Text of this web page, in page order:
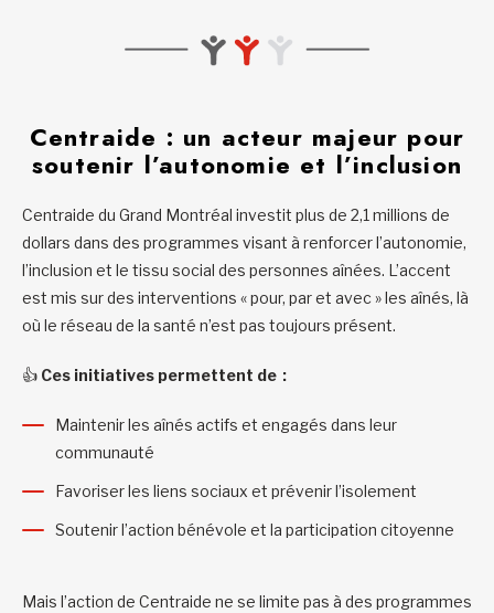
Centraide : un acteur majeur pour
soutenir l’autonomie et l’inclusion
Centraide du Grand Montréal investit plus de 2,1 millions de
dollars dans des programmes visant à renforcer l’autonomie,
l’inclusion et le tissu social des personnes aînées. L’accent
est mis sur des interventions « pour, par et avec » les aînés, là
où le réseau de la santé n’est pas toujours présent.
👍 Ces initiatives permettent de :
Maintenir les aînés actifs et engagés dans leur
communauté
Favoriser les liens sociaux et prévenir l’isolement
Soutenir l’action bénévole et la participation citoyenne
Mais l’action de Centraide ne se limite pas à des programmes